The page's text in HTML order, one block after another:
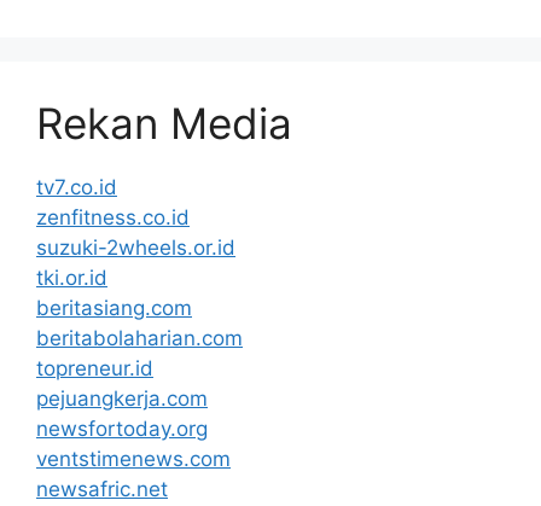
Rekan Media
tv7.co.id
zenfitness.co.id
suzuki-2wheels.or.id
tki.or.id
beritasiang.com
beritabolaharian.com
topreneur.id
pejuangkerja.com
newsfortoday.org
ventstimenews.com
newsafric.net